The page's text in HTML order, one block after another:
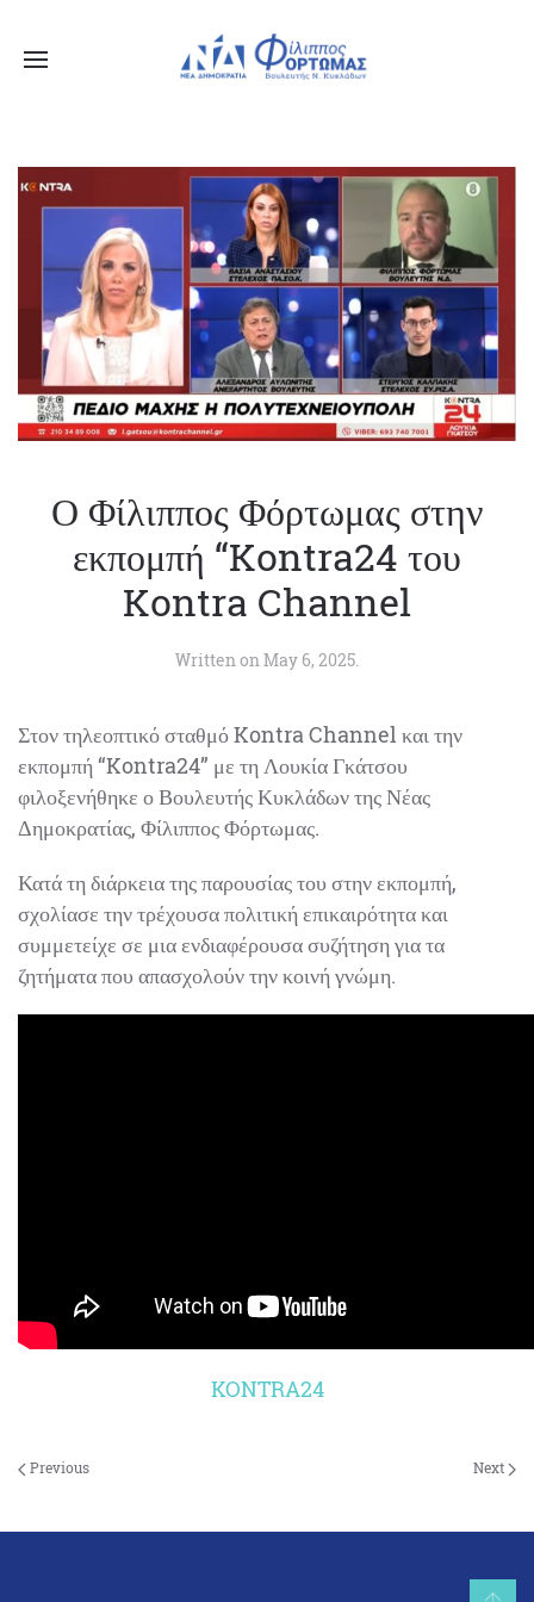
Ο Φίλιππος Φόρτωμας στην
εκπομπή “Kontra24 του
Kontra Channel
Written on May 6, 2025
Στον τηλεοπτικό σταθμό Kontra Channel και την
εκπομπή “Kontra24” με τη Λουκία Γκάτσου
φιλοξενήθηκε ο Βουλευτής Κυκλάδων της Νέας
Δημοκρατίας, Φίλιππος Φόρτωμας.
Κατά τη διάρκεια της παρουσίας του στην εκπομπή,
σχολίασε την τρέχουσα πολιτική επικαιρότητα και
συμμετείχε σε μια ενδιαφέρουσα συζήτηση για τα
ζητήματα που απασχολούν την κοινή γνώμη.
KONTRA24
Previous Next